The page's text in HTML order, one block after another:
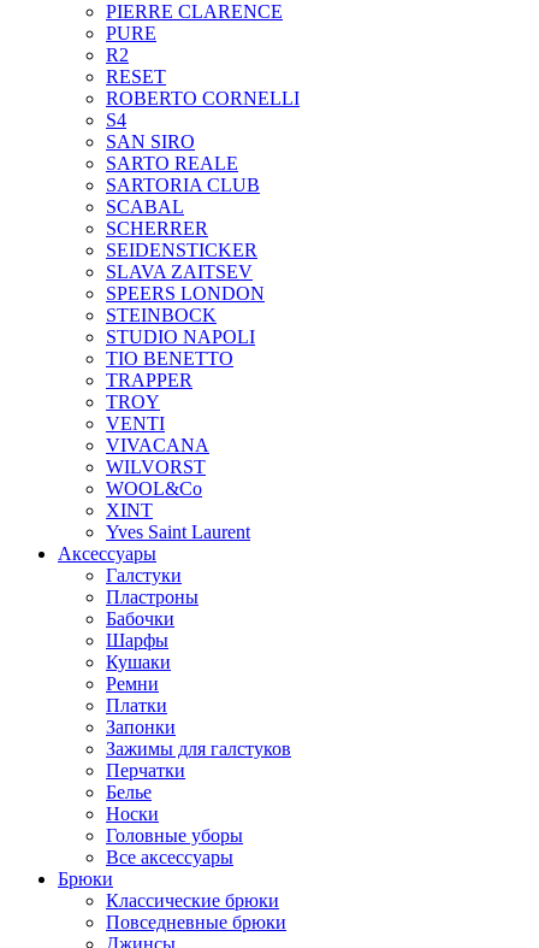
PIERRE CLARENCE
PURE
R2
RESET
ROBERTO CORNELLI
S4
SAN SIRO
SARTO REALE
SARTORIA CLUB
SCABAL
SCHERRER
SEIDENSTICKER
SLAVA ZAITSEV
SPEERS LONDON
STEINBOCK
STUDIO NAPOLI
TIO BENETTO
TRAPPER
TROY
VENTI
VIVACANA
WILVORST
WOOL&Co
XINT
Yves Saint Laurent
Аксессуары
Галстуки
Пластроны
Бабочки
Шарфы
Кушаки
Ремни
Платки
Запонки
Зажимы для галстуков
Перчатки
Белье
Носки
Головные уборы
Все аксессуары
Брюки
Классические брюки
Повседневные брюки
Джинсы